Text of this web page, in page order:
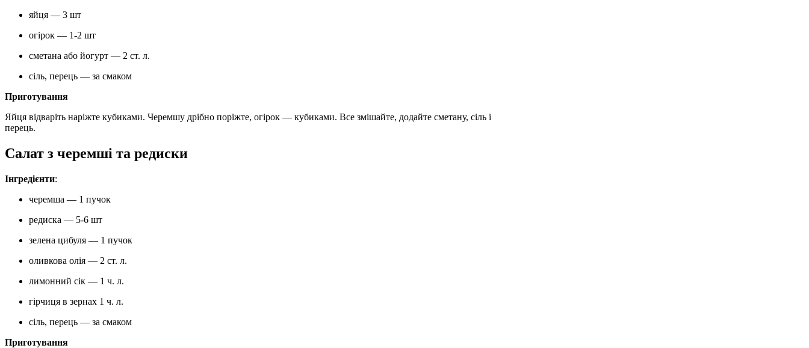
яйця — 3 шт
огірок — 1-2 шт
сметана або йогурт — 2 ст. л.
сіль, перець — за смаком
Приготування
Яйця відваріть наріжте кубиками. Черемшу дрібно поріжте, огірок — кубиками. Все змішайте, додайте сметану, сіль і
перець.
Салат з черемші та редиски
Інгредієнти:
черемша — 1 пучок
редиска — 5-6 шт
зелена цибуля — 1 пучок
оливкова олія — 2 ст. л.
лимонний сік — 1 ч. л.
гірчиця в зернах 1 ч. л.
сіль, перець — за смаком
Приготування